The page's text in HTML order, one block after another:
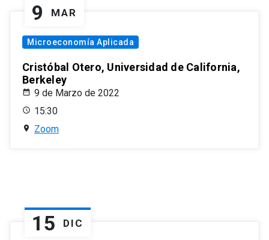
9 MAR
Microeconomía Aplicada
Cristóbal Otero, Universidad de California,
Berkeley
9 de Marzo de 2022
15:30
Zoom
15 DIC